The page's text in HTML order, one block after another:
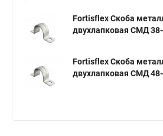
Fortisflex Скоба
двухлапковая СМД
Fortisflex Скоба
двухлапковая СМД